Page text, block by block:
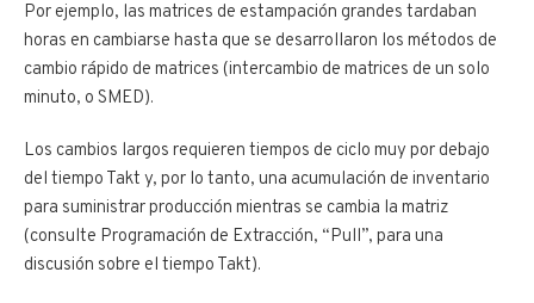
Por ejemplo, las matrices de estampación grandes tardaban
horas en cambiarse hasta que se desarrollaron los métodos de
cambio rápido de matrices (intercambio de matrices de un solo
minuto, o SMED).
Los cambios largos requieren tiempos de ciclo muy por debajo
del tiempo Takt y, por lo tanto, una acumulación de inventario
para suministrar producción mientras se cambia la matriz
(consulte Programación de Extracción, “Pull”, para una
discusión sobre el tiempo Takt).